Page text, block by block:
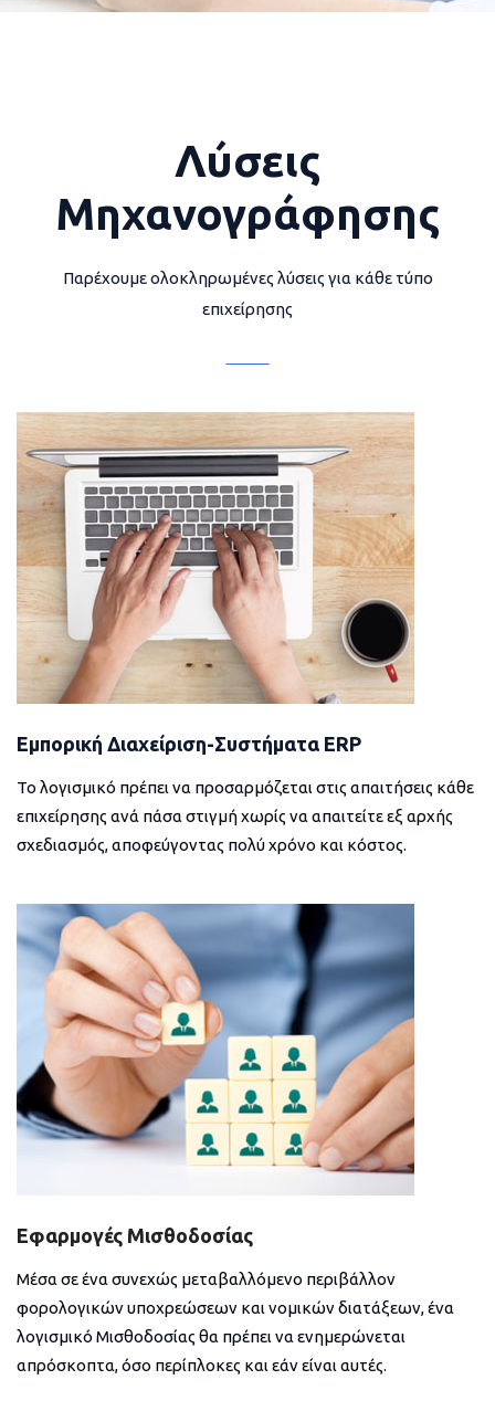
Λύσεις
Μηχανογράφησης
Παρέχουμε ολοκληρωμένες λύσεις για κάθε τύπο
επιχείρησης
Εμπορική Διαχείριση-Συστήματα ERP
Το λογισμικό πρέπει να προσαρμόζεται στις απαιτήσεις κάθε
επιχείρησης ανά πάσα στιγμή χωρίς να απαιτείτε εξ αρχής
σχεδιασμός, αποφεύγοντας πολύ χρόνο και κόστος.
Εφαρμογές Μισθοδοσίας
Μέσα σε ένα συνεχώς μεταβαλλόμενο περιβάλλον
φορολογικών υποχρεώσεων και νομικών διατάξεων, ένα
λογισμικό Μισθοδοσίας θα πρέπει να ενημερώνεται
απρόσκοπτα, όσο περίπλοκες και εάν είναι αυτές.